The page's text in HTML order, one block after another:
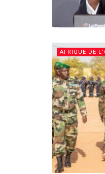
AFRIQUE DE